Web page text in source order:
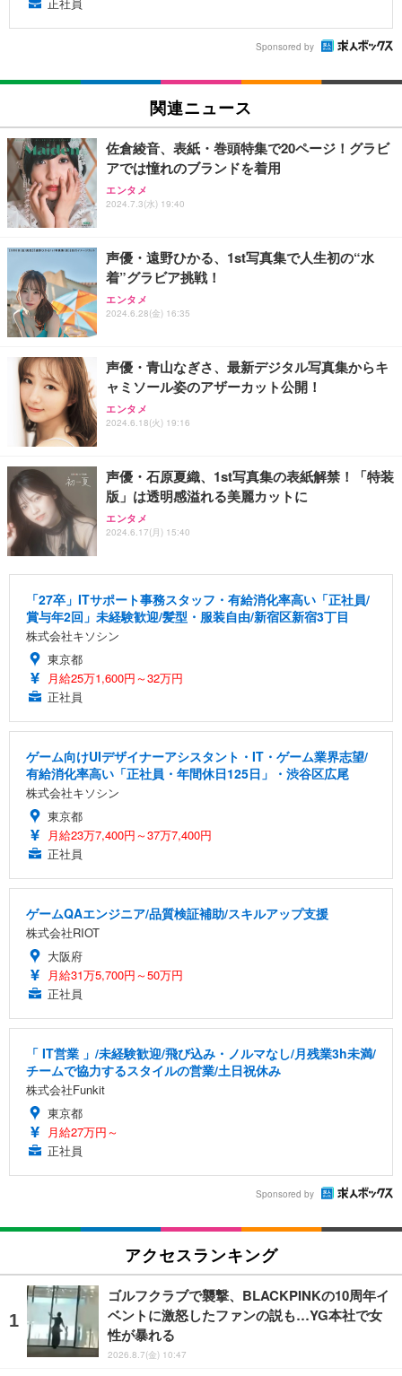
正社員
Sponsored by
関連ニュース
佐倉綾音、表紙・巻頭特集で20ページ！グラビ
アでは憧れのブランドを着用
エンタメ
2024.7.3(水) 19:40
声優・遠野ひかる、1st写真集で人生初の“水
着”グラビア挑戦！
エンタメ
2024.6.28(金) 16:35
声優・青山なぎさ、最新デジタル写真集からキ
ャミソール姿のアザーカット公開！
エンタメ
2024.6.18(火) 19:16
声優・石原夏織、1st写真集の表紙解禁！「特装
版」は透明感溢れる美麗カットに
エンタメ
2024.6.17(月) 15:40
「27卒」ITサポート事務スタッフ・有給消化率高い「正社員/
賞与年2回」未経験歓迎/髪型・服装自由/新宿区新宿3丁目
株式会社キソシン
東京都
月給25万1,600円～32万円
正社員
ゲーム向けUIデザイナーアシスタント・IT・ゲーム業界志望/
有給消化率高い「正社員・年間休日125日」・渋谷区広尾
株式会社キソシン
東京都
月給23万7,400円～37万7,400円
正社員
ゲームQAエンジニア/品質検証補助/スキルアップ支援
株式会社RIOT
大阪府
月給31万5,700円～50万円
正社員
「 IT営業 」/未経験歓迎/飛び込み・ノルマなし/月残業3h未満/
チームで協力するスタイルの営業/土日祝休み
株式会社Funkit
東京都
月給27万円～
正社員
Sponsored by
アクセスランキング
ゴルフクラブで襲撃、BLACKPINKの10周年イ
ベントに激怒したファンの説も…YG本社で女
性が暴れる
2026.8.7(金) 10:47